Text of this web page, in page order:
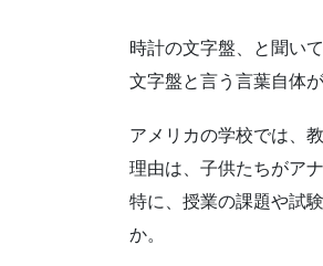
時計の文字盤、と聞い
文字盤と言う言葉自体
アメリカの学校では、
理由は、子供たちがア
特に、授業の課題や試
か。